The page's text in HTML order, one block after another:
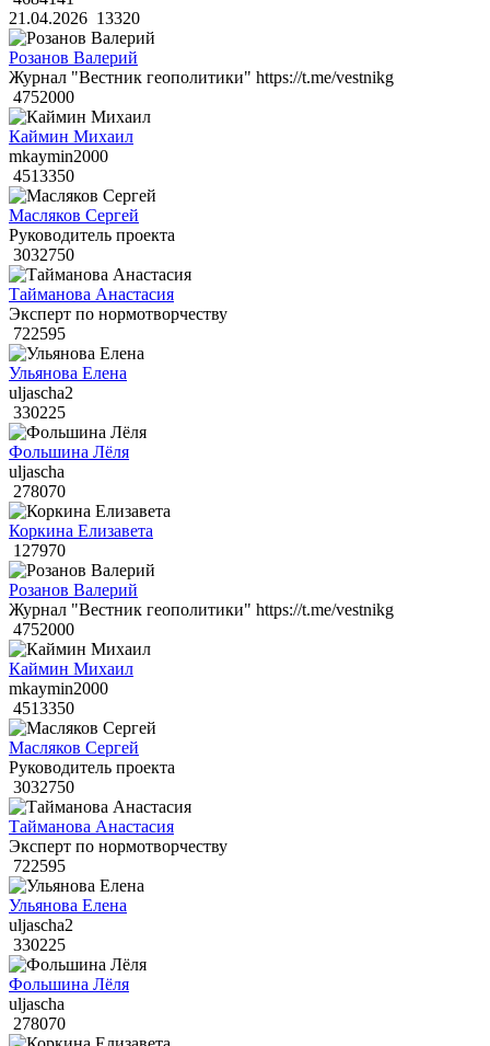
21.04.2026 13320
Розанов Валерий
Журнал "Вестник геополитики" https://t.me/vestnikg
4752000
Каймин Михаил
mkaymin2000
4513350
Масляков Сергей
Руководитель проекта
3032750
Тайманова Анастасия
Эксперт по нормотворчеству
722595
Ульянова Елена
uljascha2
330225
Фольшина Лёля
uljascha
278070
Коркина Елизавета
127970
Розанов Валерий
Журнал "Вестник геополитики" https://t.me/vestnikg
4752000
Каймин Михаил
mkaymin2000
4513350
Масляков Сергей
Руководитель проекта
3032750
Тайманова Анастасия
Эксперт по нормотворчеству
722595
Ульянова Елена
uljascha2
330225
Фольшина Лёля
uljascha
278070